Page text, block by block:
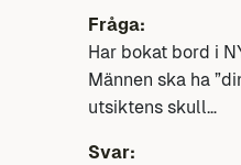
Fråga:
Har bokat bord i
Männen ska ha
utsiktens skull…
Svar: